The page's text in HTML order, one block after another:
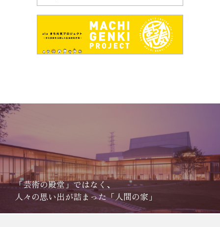
「芸術の殿堂」ではなく、
人々の思い出が詰まった「人間の家」